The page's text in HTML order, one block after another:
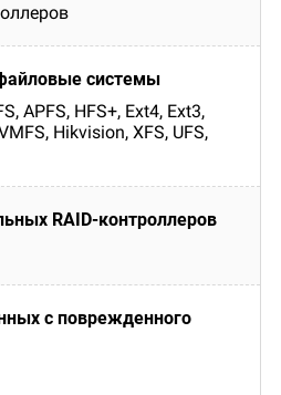
APFS, HFS+, Ext4, Ext3,
Hikvision, XFS, UFS,